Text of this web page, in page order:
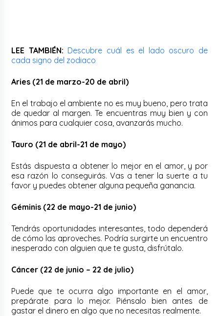
LEE TAMBIÉN: Descubre cuál es el lado oscuro de
cada signo del zodiaco
Aries (21 de marzo-20 de abril)
En el trabajo el ambiente no es muy bueno, pero trata
de quedar al margen. Te encuentras muy bien y con
ánimos para cualquier cosa, avanzarás mucho.
Tauro (21 de abril-21 de mayo)
Estás dispuesta a obtener lo mejor en el amor, y por
esa razón lo conseguirás. Vas a tener la suerte a tu
favor y puedes obtener alguna pequeña ganancia.
Géminis (22 de mayo-21 de junio)
Tendrás oportunidades interesantes, todo dependerá
de cómo las aproveches. Podría surgirte un encuentro
inesperado con alguien que te gusta, disfrútalo.
Cáncer (22 de junio – 22 de julio)
Puede que te ocurra algo importante en el amor,
prepárate para lo mejor. Piénsalo bien antes de
gastar el dinero en algo que no necesitas realmente.